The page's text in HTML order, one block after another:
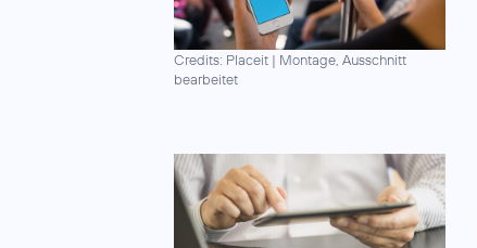
Credits: Placeit | Montage, Ausschnitt
bearbeitet